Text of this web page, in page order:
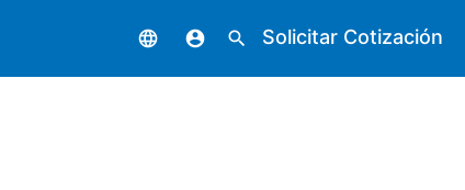
language account_circle search Solicitar Cotización